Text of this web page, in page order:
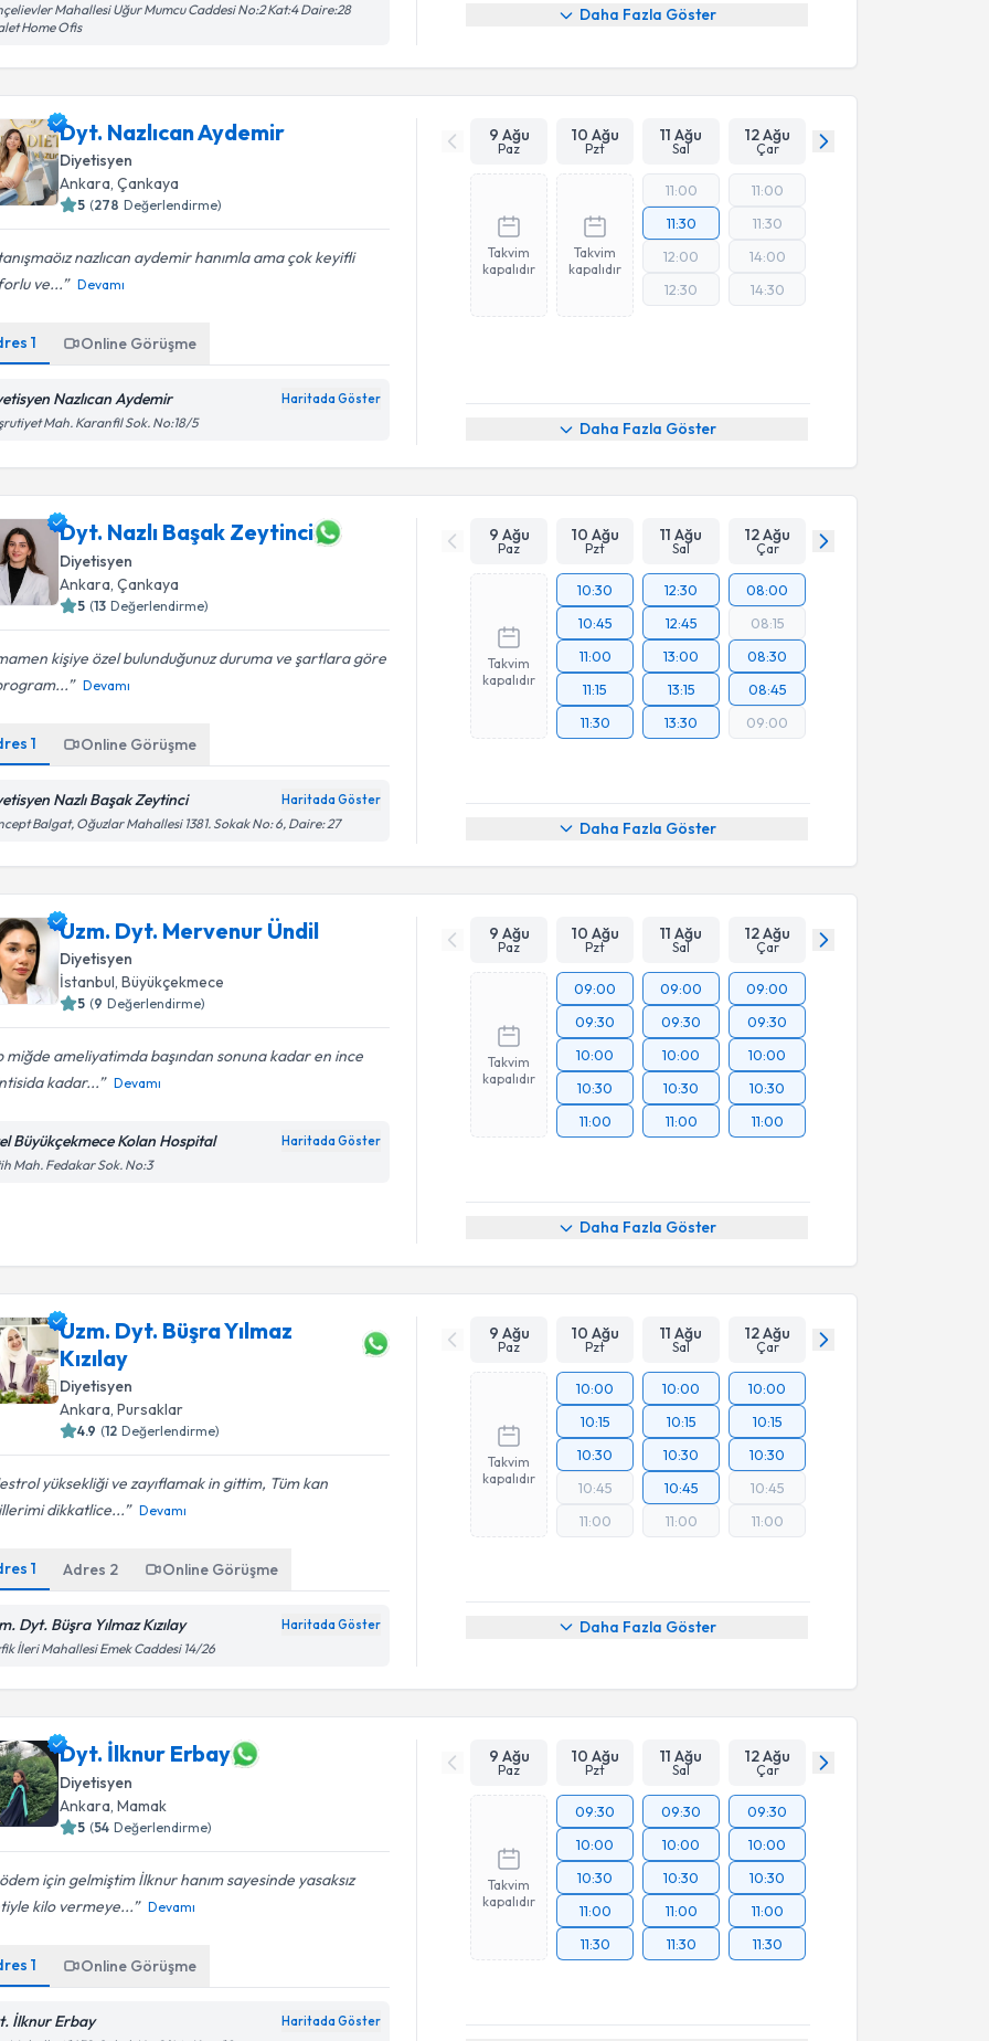
Mahallesi Uğur Mumcu Caddesi No:2 Kat:4 Daire:28
Home Ofis
Daha Fazla Göster
Dyt. Nazlıcan Aydemir
Diyetisyen
Ankara, Çankaya
5 (278 Değerlendirme)
nazlıcan aydemir hanımla ama çok keyifli
ve...
Devamı
1 Online Görüşme
Nazlıcan Aydemir Haritada Göster
Mah. Karanfil Sok. No:18/5
9 Ağu
Paz
10 Ağu
Pzt
11 Ağu
Sal
12 Ağu
Çar
Takvim
kapalıdır
Takvim
kapalıdır
11:00
11:30
12:00
12:30
11:00
11:30
14:00
14:30
Daha Fazla Göster
Dyt. Nazlı Başak Zeytinci
Diyetisyen
Ankara , Çankaya
5 (13 Değerlendirme)
kişiye özel bulunduğunuz duruma ve şartlara göre
Devamı
1 Online Görüşme
Nazlı Başak Zeytinci Haritada Göster
Balgat, Oğuzlar Mahallesi 1381. Sokak No: 6, Daire: 27
9 Ağu
Paz
10 Ağu
Pzt
11 Ağu
Sal
12 Ağu
Çar
Takvim
kapalıdır
10:30
10:45
11:00
11:15
11:30
12:30
12:45
13:00
13:15
13:30
08:00
08:15
08:30
08:45
09:00
Daha Fazla Göster
Uzm. Dyt. Mervenur Ündil
Diyetisyen
İstanbul, Büyükçekmece
5 (9 Değerlendirme)
miğde ameliyatimda başından sonuna kadar en ince
kadar...
Devamı
Büyükçekmece Kolan Hospital Haritada Göster
Mah. Fedakar Sok. No:3
9 Ağu
Paz
10 Ağu
Pzt
11 Ağu
Sal
12 Ağu
Çar
Takvim
kapalıdır
09:00
09:30
10:00
10:30
11:00
09:00
09:30
10:00
10:30
11:00
09:00
09:30
10:00
10:30
11:00
Daha Fazla Göster
Uzm. Dyt. Büşra Yılmaz
Kızılay
Diyetisyen
Ankara , Pursaklar
4.9 (12 Değerlendirme)
yüksekliği ve zayıflamak in gittim, Tüm kan
dikkatlice...
Devamı
1 Adres 2 Online Görüşme
Dyt. Büşra Yılmaz Kızılay Haritada Göster
İleri Mahallesi Emek Caddesi 14/26
9 Ağu
Paz
10 Ağu
Pzt
11 Ağu
Sal
12 Ağu
Çar
Takvim
kapalıdır
10:00
10:15
10:30
10:45
11:00
10:00
10:15
10:30
10:45
11:00
10:00
10:15
10:30
10:45
11:00
Daha Fazla Göster
Dyt. İlknur Erbay
Diyetisyen
Ankara , Mamak
5 (54 Değerlendirme)
için gelmiştim İlknur hanım sayesinde yasaksız
kilo vermeye...
Devamı
1 Online Görüşme
İlknur Erbay Haritada Göster
9 Ağu
Paz
10 Ağu
Pzt
11 Ağu
Sal
12 Ağu
Çar
Takvim
kapalıdır
09:30
10:00
10:30
11:00
11:30
09:30
10:00
10:30
11:00
11:30
09:30
10:00
10:30
11:00
11:30